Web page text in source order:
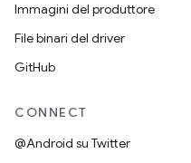
Immagini del produttore
File binari del driver
GitHub
CONNECT
@Android su Twitter